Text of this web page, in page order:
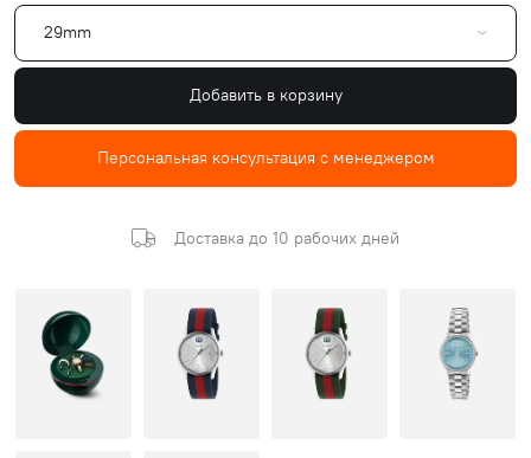
29mm
Добавить в корзину
Персональная консультация с менеджером
Доставка до 10 рабочих дней